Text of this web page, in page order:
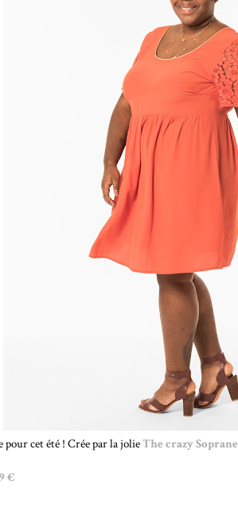
cet été ! Crée par la jolieThe crazy Soprane
€